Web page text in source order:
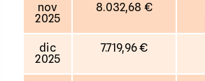
nov
2025
8.032,68 €
dic
2025
7.719,96 €